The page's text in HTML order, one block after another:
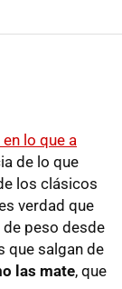
lo que a
de lo que
los clásicos
verdad que
peso desde
que salgan de
las mate, que